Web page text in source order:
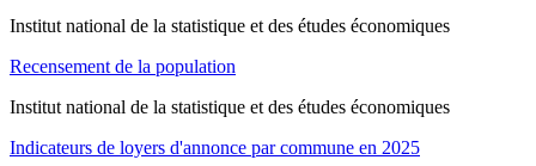
Institut national de la statistique et des études économiques
Recensement de la population
Institut national de la statistique et des études économiques
Indicateurs de loyers d'annonce par commune en 2025